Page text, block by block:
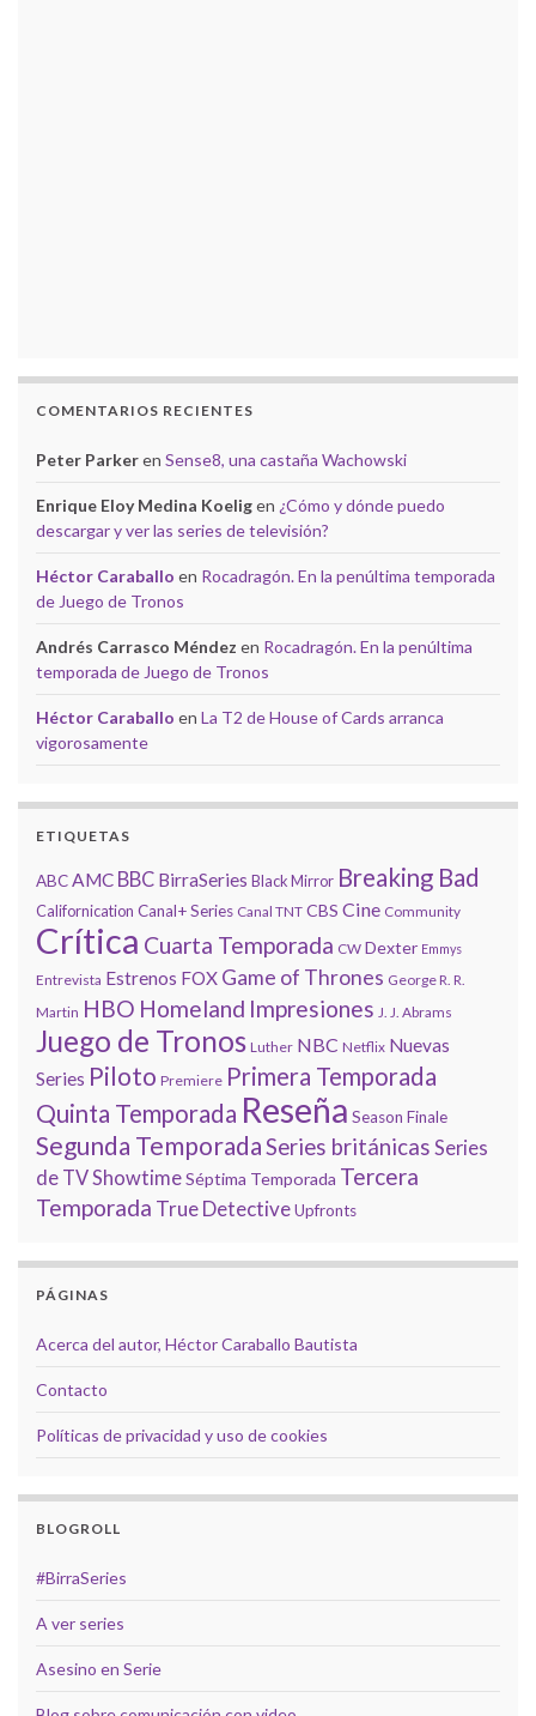
COMENTARIOS RECIENTES
Peter Parkeren Sense8, una castaña Wachowski
Enrique Eloy Medina Koeligen ¿Cómo y dónde puedo
descargar y ver las series de televisión?
Héctor Caraballo en Rocadragón. En la penúltima temporada
de Juego de Tronos
Andrés Carrasco Méndez en Rocadragón. En la penúltima
temporada de Juego de Tronos
Héctor Caraballo en La T2 de House of Cards arranca
vigorosamente
ETIQUETAS
ABCAMC BBC BirraSeries Black Mirror Breaking Bad
Californication Canal+ Series Canal TNT CBS Cine Community
Crítica Cuarta Temporada CW Dexter Emmys
Entrevista Estrenos FOX Game of Thrones George R. R.
Martin HBO Homeland Impresiones J. J. Abrams
Juego de Tronos Luther NBC Netflix Nuevas
Series Piloto Premiere Primera Temporada
Quinta Temporada Reseña Season Finale
Segunda TemporadaSeries británicas Series
de TVShowtimeSéptima Temporada Tercera
Temporada True DetectiveUpfronts
PÁGINAS
Acerca del autor, Héctor Caraballo Bautista
Contacto
Políticas de privacidad y uso de cookies
BLOGROLL
#BirraSeries
A ver series
Asesino en Serie